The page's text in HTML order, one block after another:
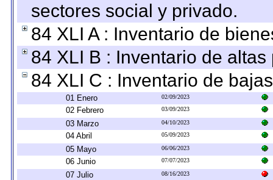
sectores social y privado.
84 XLI A : Inventario de
84 XLI B : Inventario de
84 XLI C : Inventario de
01 Enero 02/09/2023
02 Febrero 03/09/2023
03 Marzo 04/10/2023
04 Abril 05/09/2023
05 Mayo 06/06/2023
06 Junio 07/07/2023
07 Julio 08/16/2023